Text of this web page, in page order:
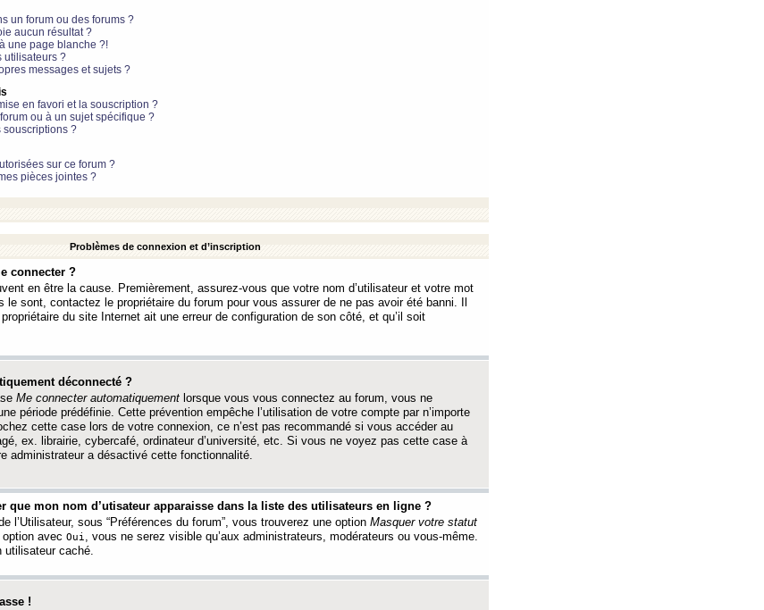
un forum ou des forums ?
aucun résultat ?
une page blanche ?!
utilisateurs ?
messages et sujets ?
en favori et la souscription ?
ou à un sujet spécifique ?
souscriptions ?
sur ce forum ?
pièces jointes ?
Problèmes de connexion et d’inscription
connecter ?
en être la cause. Premièrement, assurez-vous que votre nom d’utilisateur et votre mot
sont, contactez le propriétaire du forum pour vous assurer de ne pas avoir été banni. Il
du site Internet ait une erreur de configuration de son côté, et qu’il soit
déconnecté ?
Me connecter automatiquement lorsque vous vous connectez au forum, vous ne
période prédéfinie. Cette prévention empêche l’utilisation de votre compte par n’importe
cette case lors de votre connexion, ce n’est pas recommandé si vous accéder au
ex. librairie, cybercafé, ordinateur d’université, etc. Si vous ne voyez pas cette case à
administrateur a désactivé cette fonctionnalité.
que mon nom d’utisateur apparaisse dans la liste des utilisateurs en ligne ?
l’Utilisateur, sous “Préférences du forum”, vous trouverez une option Masquer votre statut
avec Oui , vous ne serez visible qu’aux administrateurs, modérateurs ou vous-même.
utilisateur caché.
!